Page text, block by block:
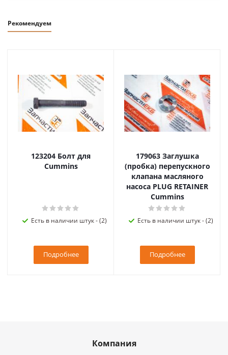
Рекомендуем
123204 Болт для
Cummins
Есть в наличии штук - (2)
Подробнее
179063 Заглушка
(пробка) перепускного
клапана масляного
насоса PLUG RETAINER
Cummins
Есть в наличии штук - (2)
Подробнее
Компания